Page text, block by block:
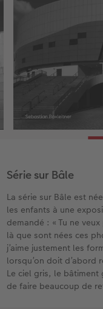
Série sur Bâle
La série sur Bâle est
les enfants à une
demandé : « Tu ne
là que sont nées ces
j’aime justement les
lorsqu’on doit d’abord
Le ciel gris, le bâtiment
de faire beaucoup de